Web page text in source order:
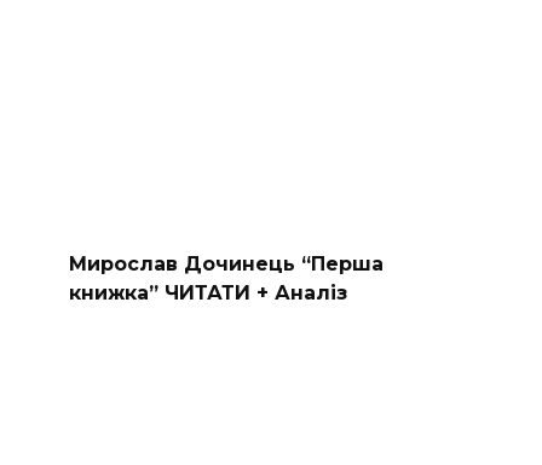
Мирослав Дочинець “Перша
книжка” ЧИТАТИ + Аналіз